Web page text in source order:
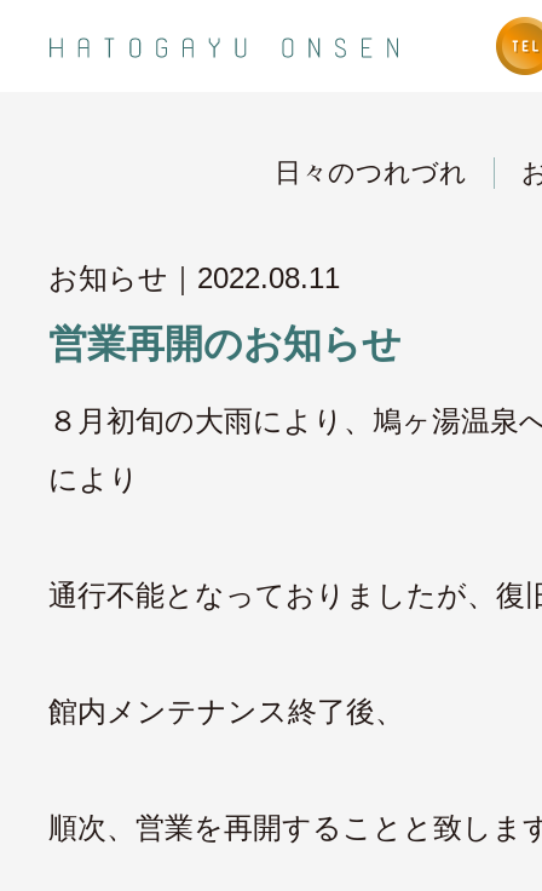
日々のつれづれ
お知らせ｜ 2022.08.11
営業再開のお知らせ
８月初旬の大雨により、鳩ヶ湯温泉
により
通行不能となっておりましたが、復
館内メンテナンス終了後、
順次、営業を再開することと致しま